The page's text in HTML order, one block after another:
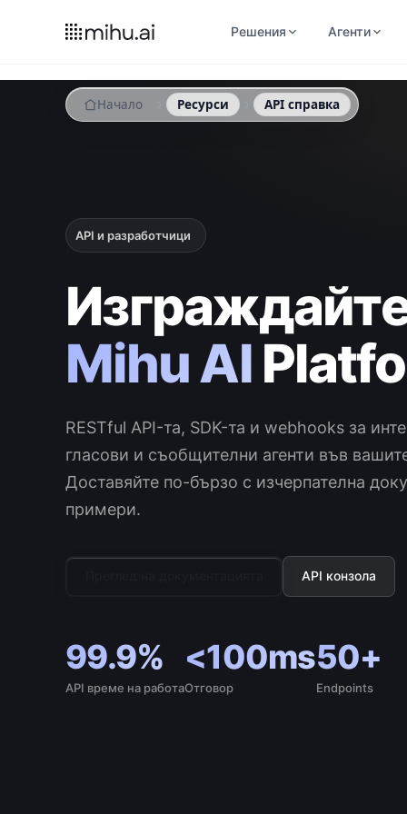
Решения Агенти
Начало Ресурси API справка
API и разработчици
Mihu AI
RESTful API-та, SDK-та и webhooks за
гласови и съобщителни агенти във
Доставяйте по-бързо с изчерпателна
примери.
API конзола
99.9%
API време на работа
<100ms
Отговор
50+
Endpoints